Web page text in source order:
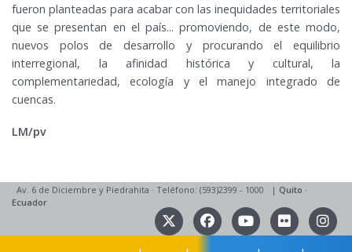
fueron planteadas para acabar con las inequidades territoriales
que se presentan en el país... promoviendo, de este modo,
nuevos polos de desarrollo y procurando el equilibrio
interregional, la afinidad histórica y cultural, la
complementariedad, ecología y el manejo integrado de
cuencas.
LM/pv
Av. 6 de Diciembre y Piedrahita · Teléfono: (593)2399 - 1000 | Quito ·
Ecuador